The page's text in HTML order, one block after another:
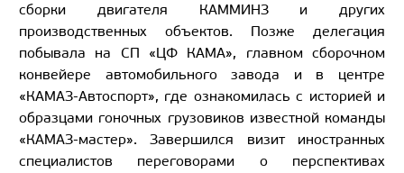
сборки двигателя КАММИНЗ и других
производственных объектов. Позже делегация
побывала на СП «ЦФ КАМА», главном сборочном
конвейере автомобильного завода и в центре
«КАМАЗ-Автоспорт», где ознакомилась с историей и
образцами гоночных грузовиков известной команды
«КАМАЗ-мастер». Завершился визит иностранных
специалистов переговорами о перспективах